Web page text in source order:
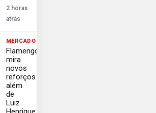
2 horas
atrás
MERCADO
Flamengo
mira
novos
reforços
além
de
Luiz